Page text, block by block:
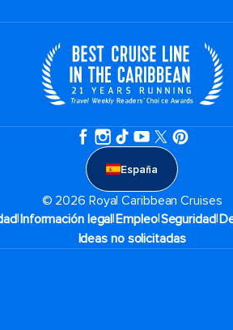
España
© 2026 Royal Caribbean Cruises
|Información legal|Empleo|Seguridad|
Ideas no solicitadas